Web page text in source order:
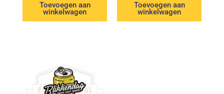
Toevoegen aan
winkelwagen
Toevoegen aan
winkelwagen